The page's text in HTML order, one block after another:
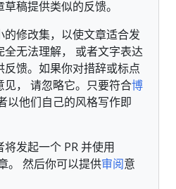
稿提供类似的反馈。
修改集，以使文章适合发
无法理解， 或者文字表达
馈。如果你对措辞或标点
， 请忽略它。只要符合博
以他们自己的风格写作即
发起一个 PR 并使用
。 然后你可以提供审阅意